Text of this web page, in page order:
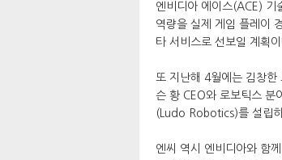
엔비디아 에이스(ACE) 기
역량을 실제 게임 플레이
타 서비스로 선보일 계획이
또 지난해 4월에는 김창한
슨 황 CEO와 로보틱스 분
(Ludo Robotics)를 설립
엔씨 역시 엔비디아와 함